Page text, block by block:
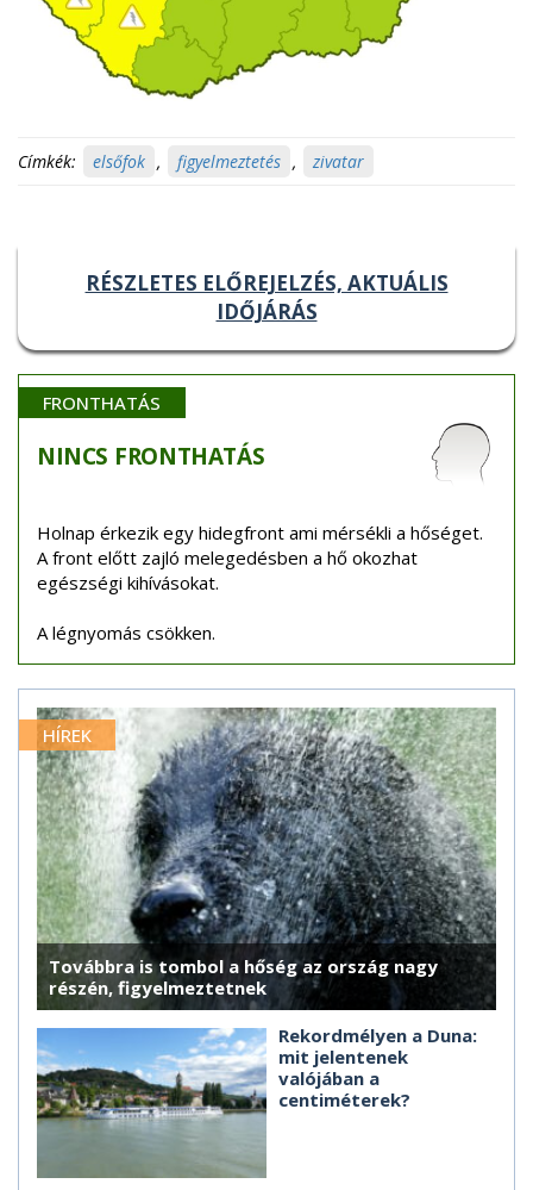
Címkék: elsőfok , figyelmeztetés , zivatar
RÉSZLETES ELŐREJELZÉS, AKTUÁLIS
IDŐJÁRÁS
FRONTHATÁS
NINCS FRONTHATÁS
Holnap érkezik egy hidegfront ami mérsékli a hőséget.
A front előtt zajló melegedésben a hő okozhat
egészségi kihívásokat.
A légnyomás csökken.
HÍREK
Továbbra is tombol a hőség az ország nagy
részén, figyelmeztetnek
Rekordmélyen a Duna:
mit jelentenek
valójában a
centiméterek?